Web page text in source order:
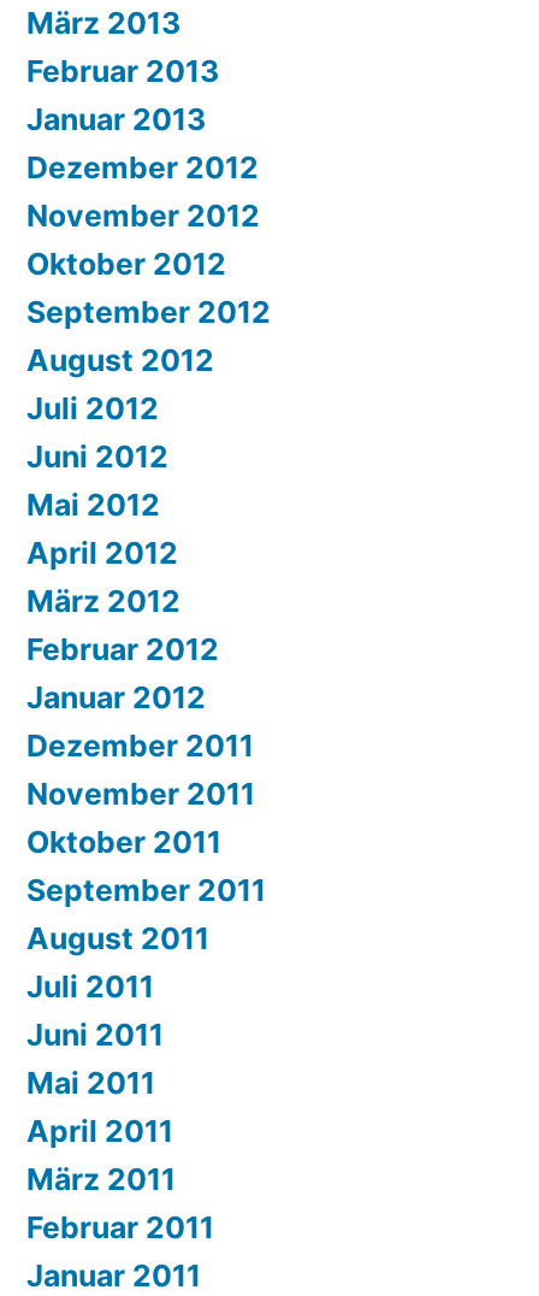
März 2013
Februar 2013
Januar 2013
Dezember 2012
November 2012
Oktober 2012
September 2012
August 2012
Juli 2012
Juni 2012
Mai 2012
April 2012
März 2012
Februar 2012
Januar 2012
Dezember 2011
November 2011
Oktober 2011
September 2011
August 2011
Juli 2011
Juni 2011
Mai 2011
April 2011
März 2011
Februar 2011
Januar 2011